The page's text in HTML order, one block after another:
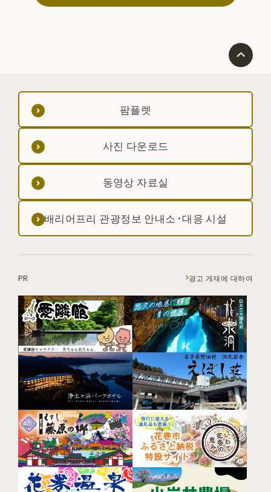
팜플렛
사진 다운로드
동영상 자료실
배리어프리 관광정보 안내소·대응 시설
PR 광고 게재에 대하여